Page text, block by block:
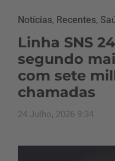
Notícias, Recentes,
Linha SNS
segundo
com sete
chamadas
24 Julho, 2026 9:34